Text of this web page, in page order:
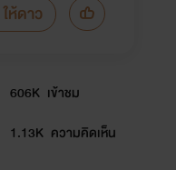
ให้ดาว
606K เข้าชม
1.13K ความคิดเห็น